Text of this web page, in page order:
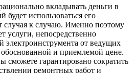
вкладывать деньги в
будет использоваться его
случая к случаю. Именно поэтому
услуги, непосредственно
электроинструмента от ведущих
и приемлемой цене.
сможете гарантировано сократить
ремонтных работ и